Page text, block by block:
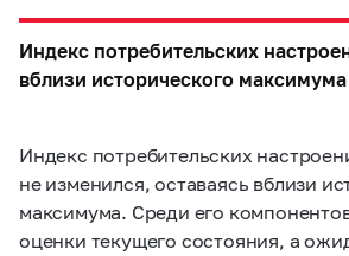
Индекс потребительских
вблизи исторического максимума
Индекс потребительских
не изменился, оставаясь вблизи
максимума. Среди его
оценки текущего состояния, а